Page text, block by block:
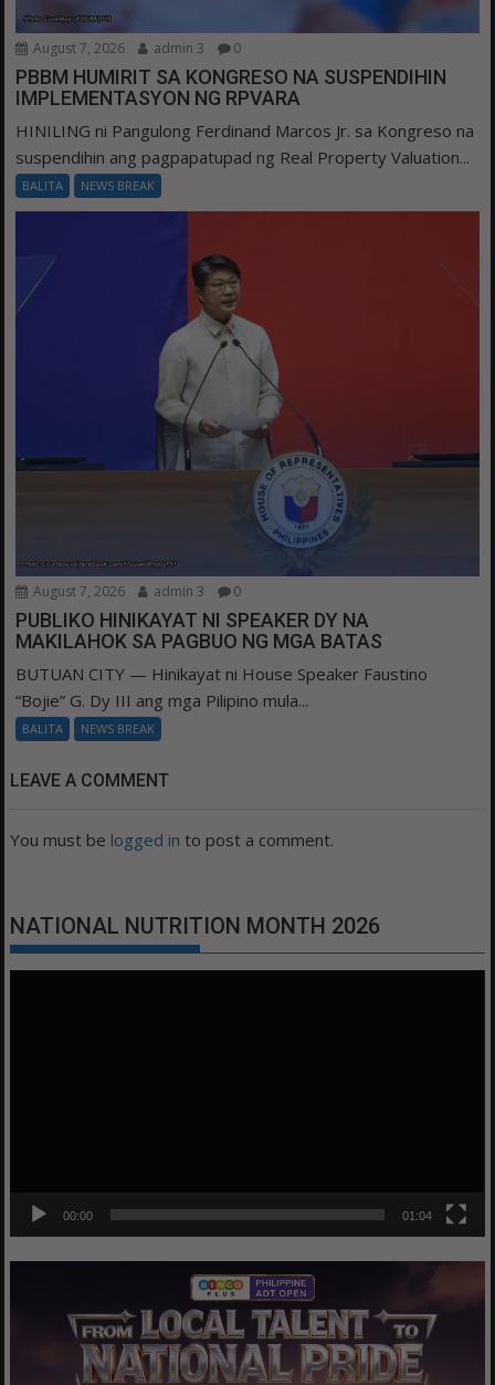
August 7, 2026 admin 3 0
PBBM HUMIRIT SA KONGRESO NA SUSPENDIHIN
IMPLEMENTASYON NG RPVARA
HINILING ni Pangulong Ferdinand Marcos Jr. sa Kongreso na
suspendihin ang pagpapatupad ng Real Property Valuation...
BALITA NEWS BREAK
August 7, 2026 admin 3 0
PUBLIKO HINIKAYAT NI SPEAKER DY NA
MAKILAHOK SA PAGBUO NG MGA BATAS
BUTUAN CITY — Hinikayat ni House Speaker Faustino
“Bojie” G. Dy III ang mga Pilipino mula...
BALITA NEWS BREAK
LEAVE A COMMENT
You must be logged in to post a comment.
NATIONAL NUTRITION MONTH 2026
00:00 01:04